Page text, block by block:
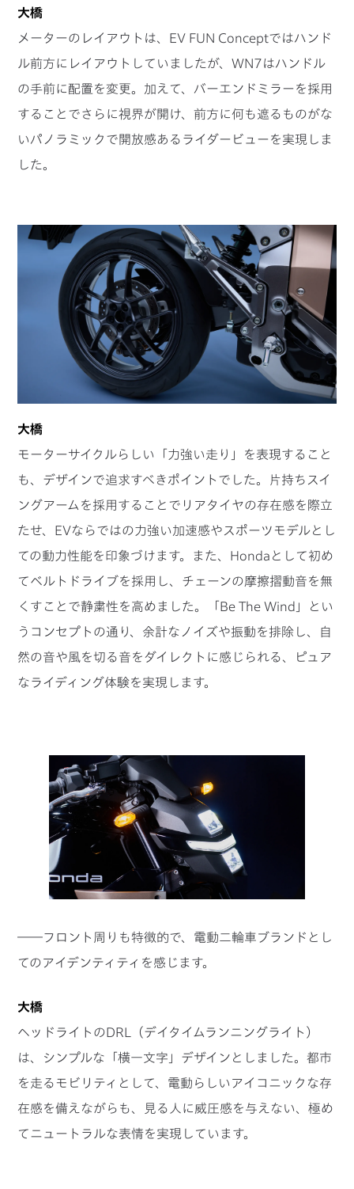
大橋
メーターのレイアウトは、EV FUN Conceptではハンド
ル前方にレイアウトしていましたが、ＷN7はハンドル
の手前に配置を変更。加えて、バーエンドミラーを採用
することでさらに視界が開け、前方に何も遮るものがな
いパノラミックで開放感あるライダービューを実現しま
した。
大橋
モーターサイクルらしい「力強い走り」を表現すること
も、デザインで追求すべきポイントでした。片持ちスイ
ングアームを採用することでリアタイヤの存在感を際立
たせ、EVならではの力強い加速感やスポーツモデルとし
ての動力性能を印象づけます。また、Hondaとして初め
てベルトドライブを採用し、チェーンの摩擦摺動音を無
くすことで静粛性を高めました。「Be The Wind」とい
うコンセプトの通り、余計なノイズや振動を排除し、自
然の音や風を切る音をダイレクトに感じられる、ピュア
なライディング体験を実現します。
――フロント周りも特徴的で、電動二輪車ブランドとし
てのアイデンティティを感じます。
大橋
ヘッドライトのDRL（デイタイムランニングライト）
は、シンプルな「横一文字」デザインとしました。都市
を走るモビリティとして、電動らしいアイコニックな存
在感を備えながらも、見る人に威圧感を与えない、極め
てニュートラルな表情を実現しています。